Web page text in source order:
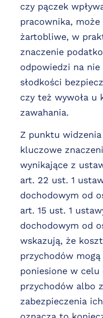
czy pączek
pracownika, może
żartobliwe, w
znaczenie
odpowiedzi na
słodkości
czy też wywoła u
zawahania.
Z punktu
kluczowe
wynikające z
art. 22 ust. 1
dochodowym od
art. 15 ust. 1
dochodowym od
wskazują, że
przychodów
poniesione w celu
przychodów albo
zabezpieczenia